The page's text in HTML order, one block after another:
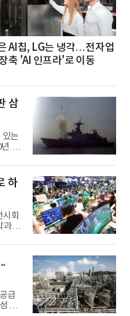
AI칩, LG는 냉각…전자업
축 'AI 인프라'로 이동
삼
있는
넥
상
서
때
지
졌
과를
원은
하
회
글
장
.8일
적
배
결
역
온
급
중